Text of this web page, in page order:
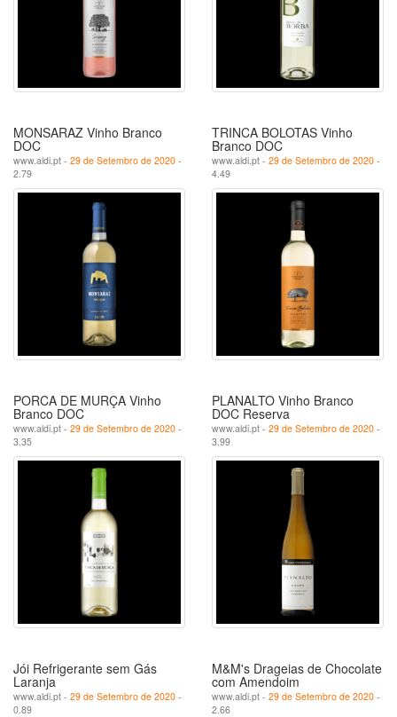
MONSARAZ Vinho Branco
DOC
www.aldi.pt - 29 de Setembro de 2020 -
2.79
TRINCA BOLOTAS Vinho
Branco DOC
www.aldi.pt - 29 de Setembro de 2020 -
4.49
PORCA DE MURÇA Vinho
Branco DOC
www.aldi.pt - 29 de Setembro de 2020 -
3.35
PLANALTO Vinho Branco
DOC Reserva
www.aldi.pt - 29 de Setembro de 2020 -
3.99
Jói Refrigerante sem Gás
Laranja
www.aldi.pt - 29 de Setembro de 2020 -
0.89
M&M's Drageias de Chocolate
com Amendoim
www.aldi.pt - 29 de Setembro de 2020 -
2.66